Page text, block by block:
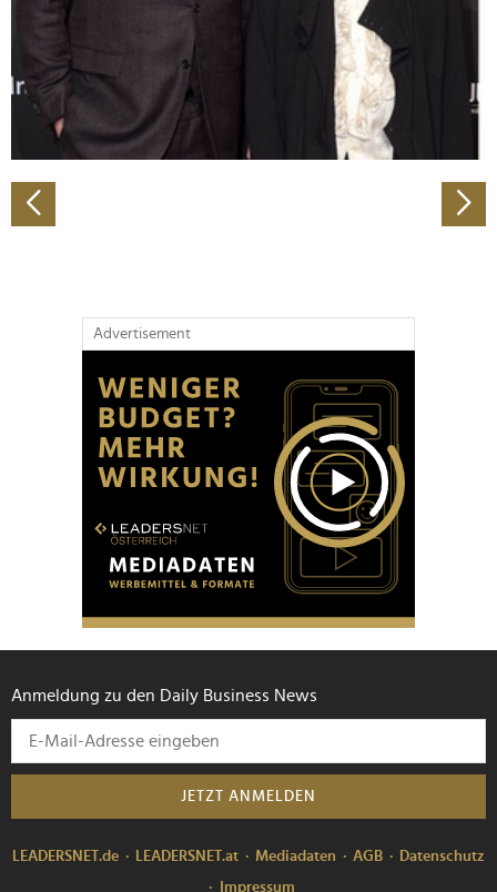
zu können und die Zugriffe auf unsere Website zu
analysieren. Außerdem geben wir Informationen zu Ihrer
Verwendung unserer Website an unsere Partner für
soziale Medien, Werbung und Analysen weiter. Unsere
Partner führen diese Informationen möglicherweise mit
weiteren Daten zusammen, die Sie ihnen bereitgestellt
gesammelt haben.
Advertisement
Anmeldung zu den Daily Business News
JETZT ANMELDEN
LEADERSNET.de LEADERSNET.at Mediadaten AGB
Datenschutz
Impressum